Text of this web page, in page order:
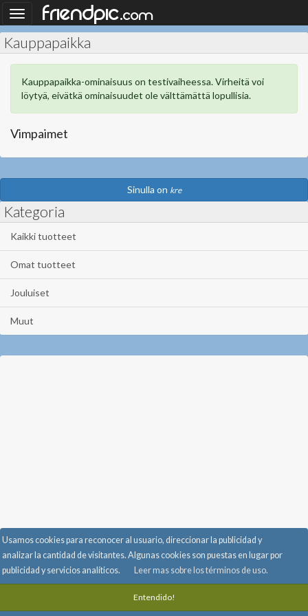
Usamos cookies para reconocer al usuario, direccionar la publicidad y
analizar la cantidad de visitantes. Algunas cookies son puestas en lugar por
publicidad y servicios analíticos.
Leer mas sobre los términos de uso.
Entendido!
Toggle
navigation
friendpic.com
Kauppapaikka
Kauppapaikka-ominaisuus on testivaiheessa. Virheitä voi
löytyä, eivätkä ominaisuudet ole välttämättä lopullisia.
Vimpaimet
Sinulla on kre
Kategoria
Kaikki tuotteet
Omat tuotteet
Jouluiset
Muut
Anúnciate con nosotros Información y preguntas frecuentes